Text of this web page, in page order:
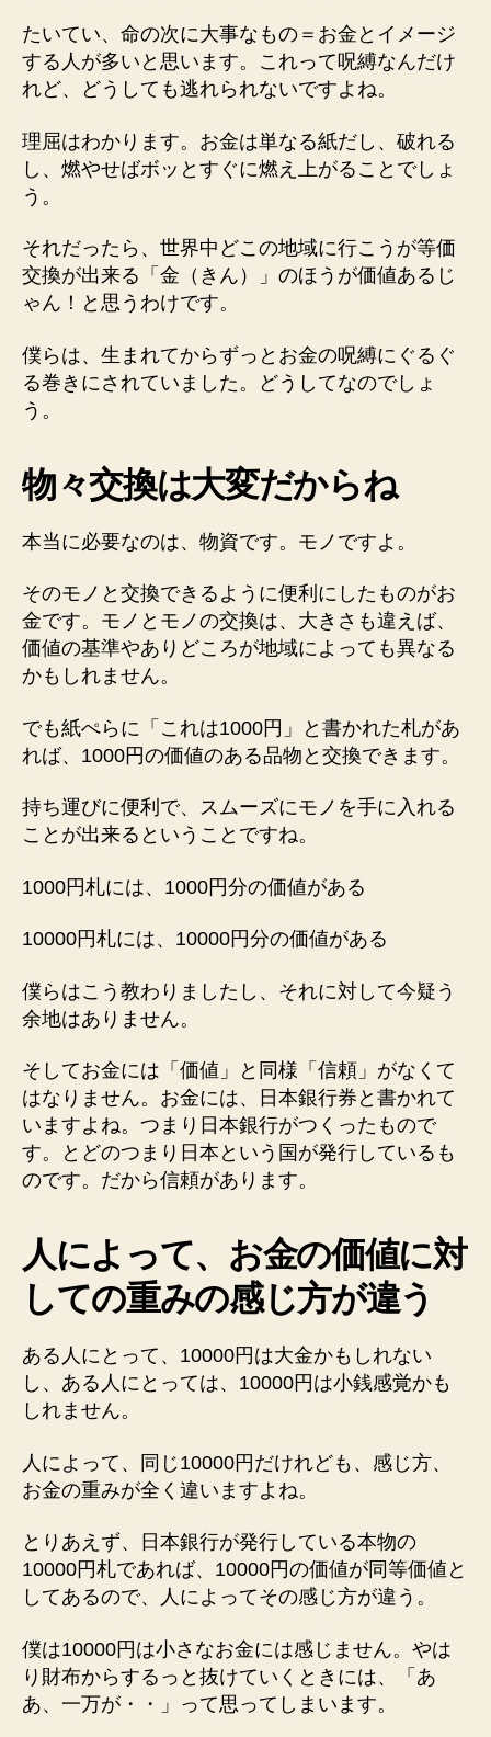
へ
の
たいてい、命の次に大事なもの＝お金とイメージ
する人が多いと思います。これって呪縛なんだけ
れど、どうしても逃れられないですよね。
理屈はわかります。お金は単なる紙だし、破れる
し、燃やせばボッとすぐに燃え上がることでしょ
う。
それだったら、世界中どこの地域に行こうが等価
交換が出来る「金（きん）」のほうが価値あるじ
ゃん！と思うわけです。
僕らは、生まれてからずっとお金の呪縛にぐるぐ
る巻きにされていました。どうしてなのでしょ
う。
物々交換は大変だからね
本当に必要なのは、物資です。モノですよ。
そのモノと交換できるように便利にしたものがお
金です。モノとモノの交換は、大きさも違えば、
価値の基準やありどころが地域によっても異なる
かもしれません。
でも紙ぺらに「これは1000円」と書かれた札があ
れば、1000円の価値のある品物と交換できます。
持ち運びに便利で、スムーズにモノを手に入れる
ことが出来るということですね。
1000円札には、1000円分の価値がある
10000円札には、10000円分の価値がある
僕らはこう教わりましたし、それに対して今疑う
余地はありません。
そしてお金には「価値」と同様「信頼」がなくて
はなりません。お金には、日本銀行券と書かれて
いますよね。つまり日本銀行がつくったもので
す。とどのつまり日本という国が発行しているも
のです。だから信頼があります。
人によって、お金の価値に対
しての重みの感じ方が違う
ある人にとって、10000円は大金かもしれない
し、ある人にとっては、10000円は小銭感覚かも
しれません。
人によって、同じ10000円だけれども、感じ方、
お金の重みが全く違いますよね。
とりあえず、日本銀行が発行している本物の
10000円札であれば、10000円の価値が同等価値と
してあるので、人によってその感じ方が違う。
僕は10000円は小さなお金には感じません。やは
り財布からするっと抜けていくときには、「あ
あ、一万が・・」って思ってしまいます。